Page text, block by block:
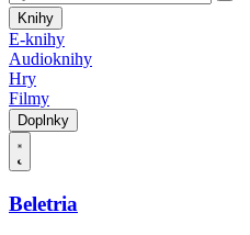
Knihy
E-knihy
Audioknihy
Hry
Filmy
Doplnky
Beletria